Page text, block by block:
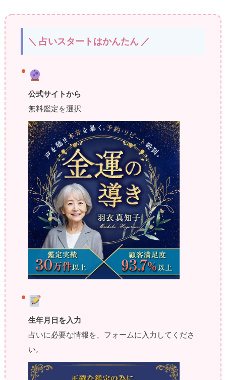
＼ 占いスタートはかんたん ／
公式サイトから
無料鑑定を選択
生年月日を入力
占いに必要な情報を、フォームに入力してくださ
い。